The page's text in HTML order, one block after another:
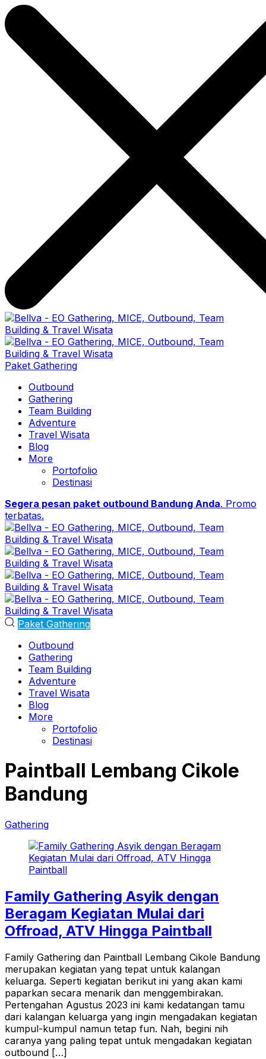
Paket Gathering
Outbound
Gathering
Team Building
Adventure
Travel Wisata
Blog
More
Portofolio
Destinasi
Segera pesan paket outbound Bandung Anda. Promo
terbatas.
Paket Gathering
Outbound
Gathering
Team Building
Adventure
Travel Wisata
Blog
More
Portofolio
Destinasi
Paintball Lembang Cikole
Bandung
Gathering
Family Gathering Asyik dengan
Beragam Kegiatan Mulai dari
Offroad, ATV Hingga Paintball
Family Gathering dan Paintball Lembang Cikole Bandung
merupakan kegiatan yang tepat untuk kalangan
keluarga. Seperti kegiatan berikut ini yang akan kami
paparkan secara menarik dan menggembirakan.
Pertengahan Agustus 2023 ini kami kedatangan tamu
dari kalangan keluarga yang ingin mengadakan kegiatan
kumpul-kumpul namun tetap fun. Nah, begini nih
caranya yang paling tepat untuk mengadakan kegiatan
outbound […]